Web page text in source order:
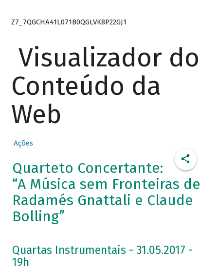
Z7_7QGCHA41L071B0QGLVK8P22GJ1
Visualizador do
Conteúdo da
Web
Ações
Quarteto Concertante:
“A Música sem Fronteiras de
Radamés Gnattali e Claude
Bolling”
Quartas Instrumentais - 31.05.2017 -
19h